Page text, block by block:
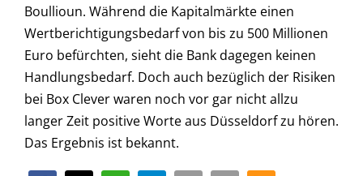
Boullioun. Während die Kapitalmärkte einen
Wertberichtigungsbedarf von bis zu 500 Millionen
Euro befürchten, sieht die Bank dagegen keinen
Handlungsbedarf. Doch auch bezüglich der Risiken
bei Box Clever waren noch vor gar nicht allzu
langer Zeit positive Worte aus Düsseldorf zu hören.
Das Ergebnis ist bekannt.